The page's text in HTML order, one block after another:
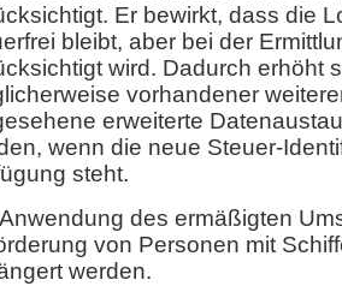
Er bewirkt, dass die
bleibt, aber bei der
wird. Dadurch erhöht
vorhandener
erweiterte
wenn die neue Steuer-
steht.
des ermäßigten
von Personen mit
werden.